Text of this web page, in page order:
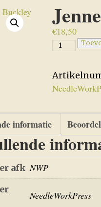
€18,50
Jennett
Buckley
aantal
informatie
afk NWP
NeedleWorkPress